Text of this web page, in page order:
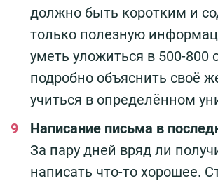
должно быть коротким и
только полезную
уметь уложиться в 500-800
подробно объяснить своё
учиться в определённом
Написание письма в
За пару дней вряд ли
написать что-то хорошее.